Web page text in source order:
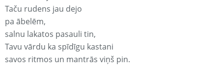
Taču rudens jau dejo
pa ābelēm,
salnu lakatos pasauli tin,
Tavu vārdu ka spīdīgu kastani
savos ritmos un mantrās viņš pin.